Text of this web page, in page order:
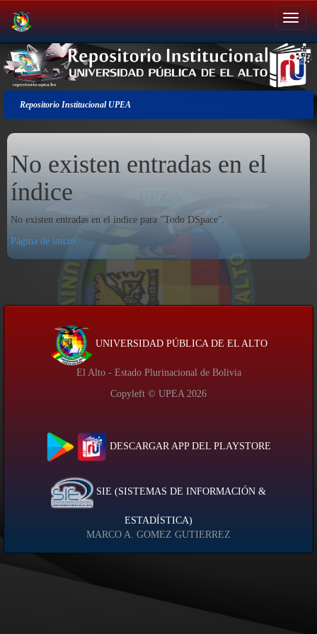
Salir
de
la
navegación
Repositorio Institucional UPEA
No existen entradas en el
índice
No existen entradas en el índice para "Todo DSpace".
Página de inicio
UNIVERSIDAD PÚBLICA DE EL ALTO
El Alto - Estado Plurinacional de Bolivia
Copyleft © UPEA 2026
DESCARGAR APP DEL PLAYSTORE
SIE (SISTEMAS DE INFORMACIÓN &
ESTADÍSTICA)
MARCO A. GOMEZ GUTIERREZ